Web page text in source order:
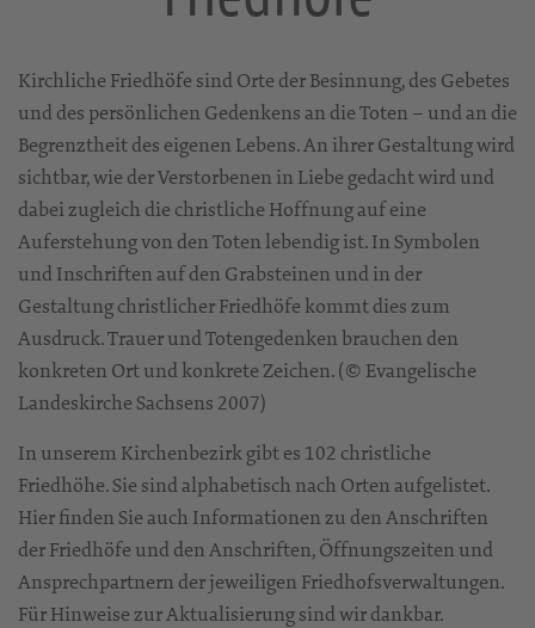
Kirchliche Friedhöfe sind Orte der Besinnung, des Gebetes
und des persönlichen Gedenkens an die Toten – und an die
Begrenztheit des eigenen Lebens. An ihrer Gestaltung wird
sichtbar, wie der Verstorbenen in Liebe gedacht wird und
dabei zugleich die christliche Hoffnung auf eine
Auferstehung von den Toten lebendig ist. In Symbolen
und Inschriften auf den Grabsteinen und in der
Gestaltung christlicher Friedhöfe kommt dies zum
Ausdruck. Trauer und Totengedenken brauchen den
konkreten Ort und konkrete Zeichen. (© Evangelische
Landeskirche Sachsens 2007)
In unserem Kirchenbezirk gibt es 102 christliche
Friedhöhe. Sie sind alphabetisch nach Orten aufgelistet.
Hier finden Sie auch Informationen zu den Anschriften
der Friedhöfe und den Anschriften, Öffnungszeiten und
Ansprechpartnern der jeweiligen Friedhofsverwaltungen.
Für Hinweise zur Aktualisierung sind wir dankbar.